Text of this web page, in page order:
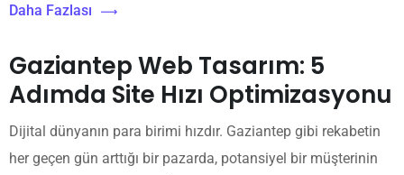
Daha Fazlası
Gaziantep Web Tasarım: 5
Adımda Site Hızı Optimizasyonu
Dijital dünyanın para birimi hızdır. Gaziantep gibi rekabetin
her geçen gün arttığı bir pazarda, potansiyel bir müşterinin